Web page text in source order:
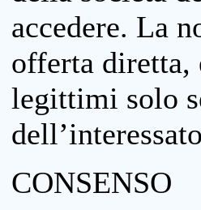
accedere. La
offerta diretta,
legittimi solo
CONSENSO